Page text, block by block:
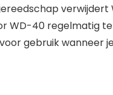
verwijdert
WD-40 regelmatig
gebruik wanneer